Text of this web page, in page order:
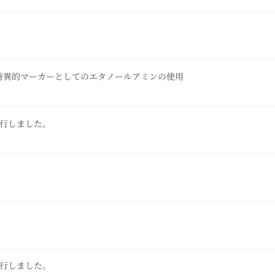
的マーカーとしてのエタノールアミンの使用
ました。
ました。